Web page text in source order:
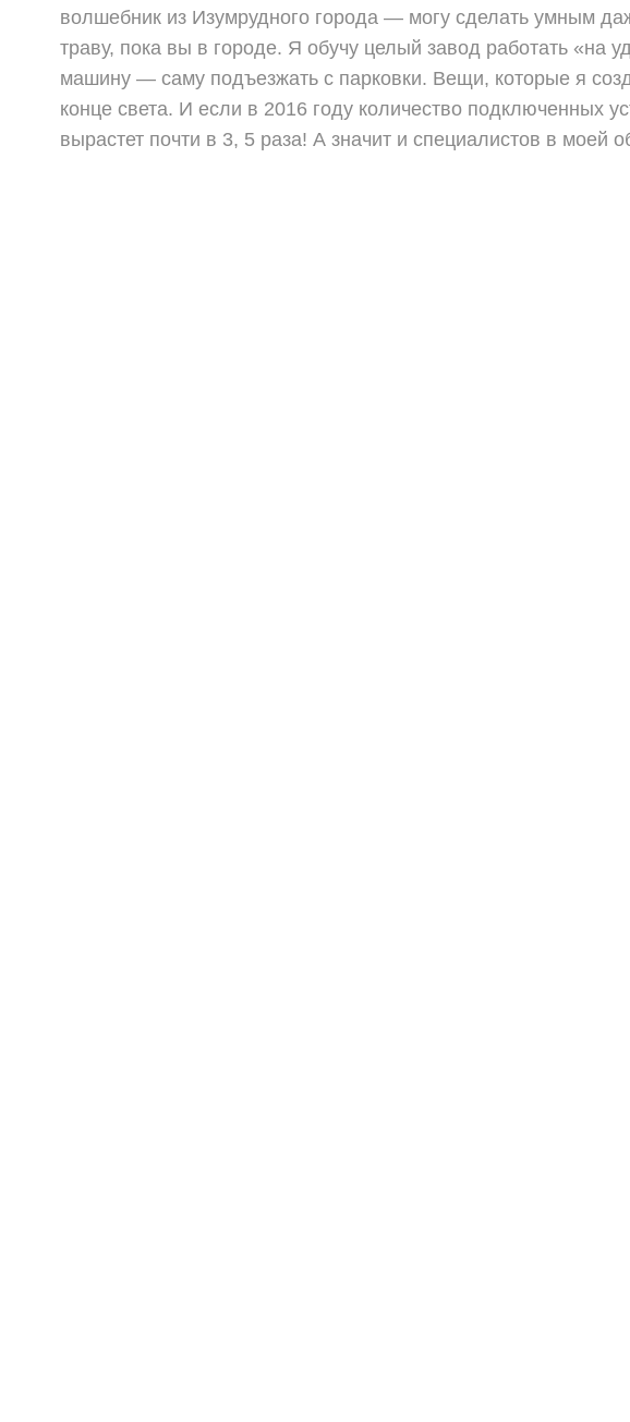
волшебник из Изумрудного города — могу сделать умным
траву, пока вы в городе. Я обучу целый завод работать «на
машину — саму подъезжать с парковки. Вещи, которые я
конце света. И если в 2016 году количество подключенных
вырастет почти в 3, 5 раза! А значит и специалистов в моей